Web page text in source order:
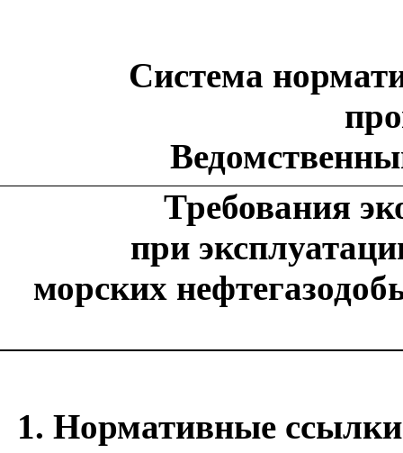
Система
Требования
при
морских
1. Нормативные ссылки